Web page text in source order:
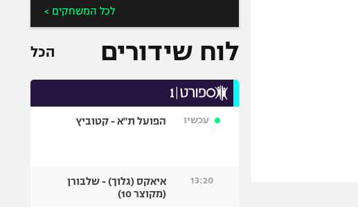
לכל המשחקים >
לוח שידורים הכל
עכשיו הפועל ת"א - קטוביץ
13:20
איאקס (גלוך) - שלבורן
(מקוצר 10)